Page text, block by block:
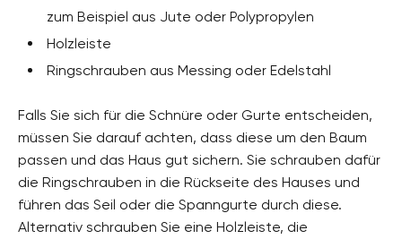
zum Beispiel aus Jute oder Polypropylen
Holzleiste
Ringschrauben aus Messing oder Edelstahl
Falls Sie sich für die Schnüre oder Gurte entscheiden,
müssen Sie darauf achten, dass diese um den Baum
passen und das Haus gut sichern. Sie schrauben dafür
die Ringschrauben in die Rückseite des Hauses und
führen das Seil oder die Spanngurte durch diese.
Alternativ schrauben Sie eine Holzleiste, die